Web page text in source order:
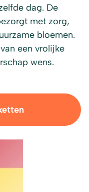
dag. De
met zorg,
bloemen.
een vrolijke
wens.